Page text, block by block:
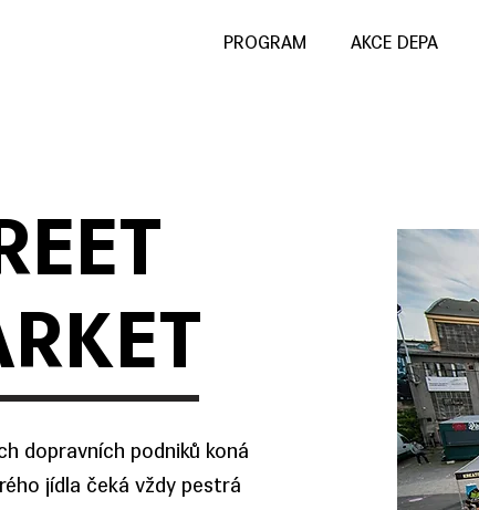
PROGRAM AKCE DEPA
dopravních podniků koná
jídla čeká vždy pestrá